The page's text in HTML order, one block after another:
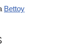
Bettoy